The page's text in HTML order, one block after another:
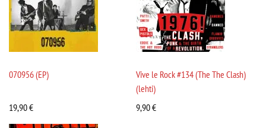
070956 (EP)
19,90€
Vive le Rock #134 (The The Clash)
(lehti)
9,90€